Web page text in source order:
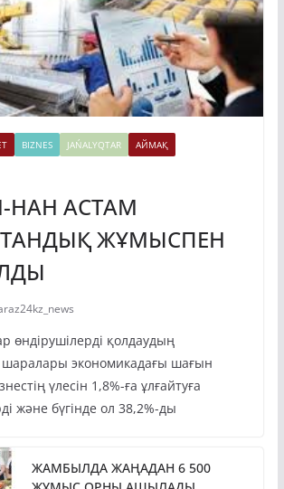
BIZNES JAŃALYQTAR
АЙМАҚ
НАН АСТАМ
ЖҰМЫСПЕН
өндірушілерді қолдаудың
шаралары экономикадағы шағын
үлесін 1,8%-ға ұлғайтуға
және бүгінде ол 38,2%-ды
ЖАМБЫЛДА ЖАҢАДАН 6 500